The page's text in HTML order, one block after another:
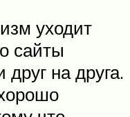
уходит
сайты
на друга.